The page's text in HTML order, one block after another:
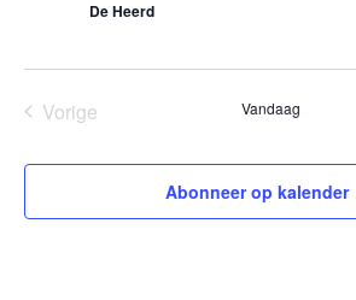
De Heerd
VorigeEvenementen Vandaag
Abonneer op kalender